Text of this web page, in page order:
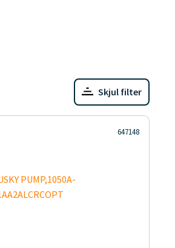
Skjul filter
647148